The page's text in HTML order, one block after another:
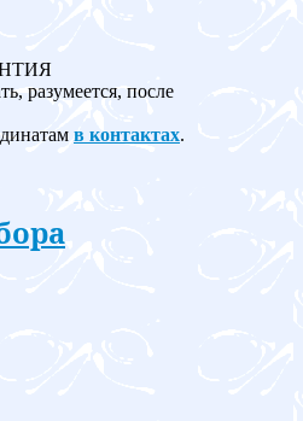
разумеется, после
в контактах.